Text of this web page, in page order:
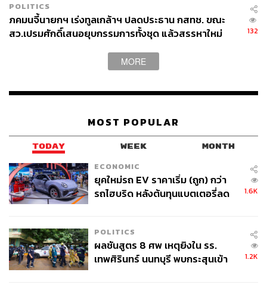
POLITICS
ภคมนจี้นายกฯ เร่งทูลเกล้าฯ ปลดประธาน กสทช. ขณะ
สว.เปรมศักดิ์เสนอยุบกรรมการทั้งชุด แล้วสรรหาใหม่
132
MORE
MOST POPULAR
TODAY WEEK MONTH
ECONOMIC
ยุคใหม่รถ EV ราคาเริ่ม (ถูก) กว่า
รถไฮบริด หลังต้นทุนแบตเตอรี่ลด
1.6K
POLITICS
ผลชันสูตร 8 ศพ เหตุยิงใน รร.
เทพศิรินทร์ นนทบุรี พบกระสุนเข้า
1.2K